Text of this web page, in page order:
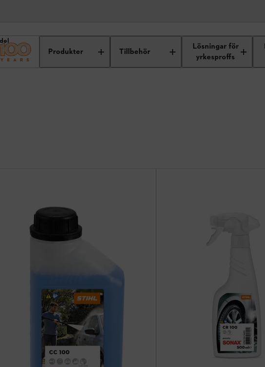
Produkter Tillbehör
Lösningar för
yrkesproffs